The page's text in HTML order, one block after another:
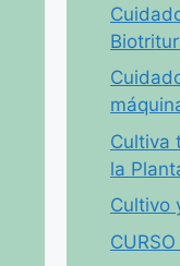
Cultiva
la
Cultivo